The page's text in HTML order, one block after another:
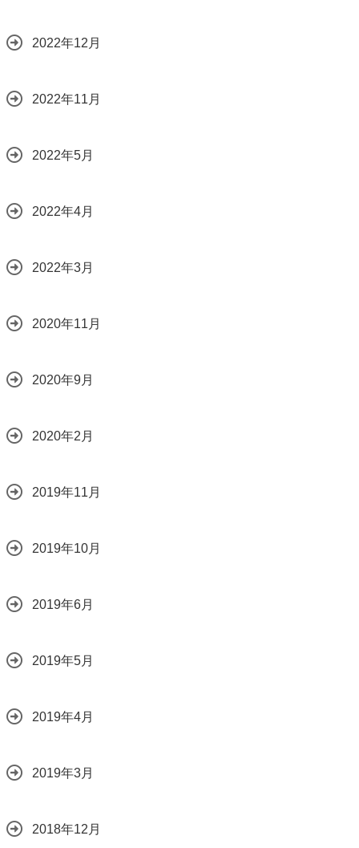
2022年12月
2022年11月
2022年5月
2022年4月
2022年3月
2020年11月
2020年9月
2020年2月
2019年11月
2019年10月
2019年6月
2019年5月
2019年4月
2019年3月
2018年12月